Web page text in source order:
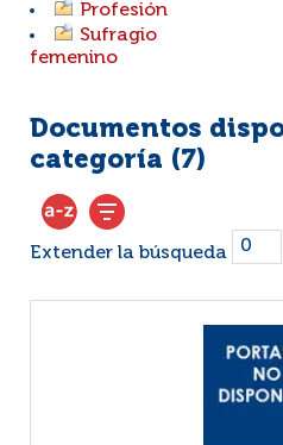
Profesión
Sufragio
femenino
Documentos
categoría (7)
Extender la búsqueda